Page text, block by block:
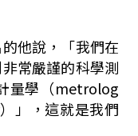
他說，「我們在
常嚴謹的科學測
量學（metrolog
」，這就是我們